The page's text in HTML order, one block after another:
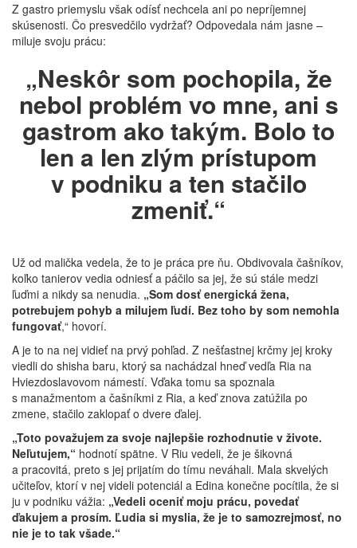
Z gastro priemyslu však odísť nechcela ani po nepríjemnej
skúsenosti. Čo presvedčilo vydržať? Odpovedala nám jasne –
miluje svoju prácu:
„Neskôr som pochopila, že
nebol problém vo mne, ani s
gastrom ako takým. Bolo to
len a len zlým prístupom
v podniku a ten stačilo
zmeniť.“
Už od malička vedela, že to je práca pre ňu. Obdivovala čašníkov,
koľko tanierov vedia odniesť a páčilo sa jej, že sú stále medzi
ľuďmi a nikdy sa nenudia. „Som dosť energická žena,
potrebujem pohyb a milujem ľudí. Bez toho by som nemohla
fungovať,“ hovorí.
A je to na nej vidieť na prvý pohľad. Z nešťastnej krčmy jej kroky
viedli do shisha baru, ktorý sa nachádzal hneď vedľa Ria na
Hviezdoslavovom námestí. Vďaka tomu sa spoznala
s manažmentom a čašníkmi z Ria, a keď znova zatúžila po
zmene, stačilo zaklopať o dvere ďalej.
„Toto považujem za svoje najlepšie rozhodnutie v živote.
Neľutujem,“ hodnotí spätne. V Riu vedeli, že je šikovná
a pracovitá, preto s jej prijatím do tímu neváhali. Mala skvelých
učiteľov, ktorí v nej videli potenciál a Edina konečne pocítila, že si
ju v podniku vážia: „Vedeli oceniť moju prácu, povedať
ďakujem a prosím. Ľudia si myslia, že je to samozrejmosť, no
nie je to tak všade.“